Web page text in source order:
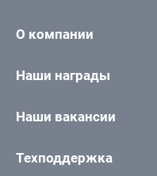
О компании
Наши награды
Наши вакансии
Техподдержка